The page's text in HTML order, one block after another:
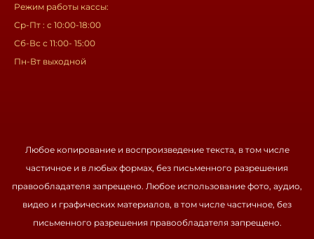
Режим работы кассы:
Ср-Пт : с 10:00-18:00
Сб-Вс с 11:00- 15:00
Пн-Вт выходной
Любое копирование и воспроизведение текста, в том числе
частичное и в любых формах, без письменного разрешения
правообладателя запрещено. Любое использование фото, аудио,
видео и графических материалов, в том числе частичное, без
письменного разрешения правообладателя запрещено.